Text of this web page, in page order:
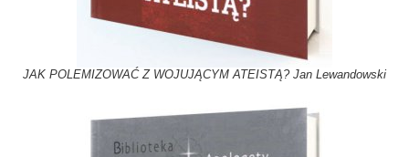
JAK POLEMIZOWAĆ Z WOJUJĄCYM ATEISTĄ? Jan Lewandowski